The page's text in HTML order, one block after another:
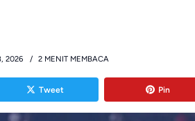
2026 2 MENIT MEMBACA
Tweet Pin